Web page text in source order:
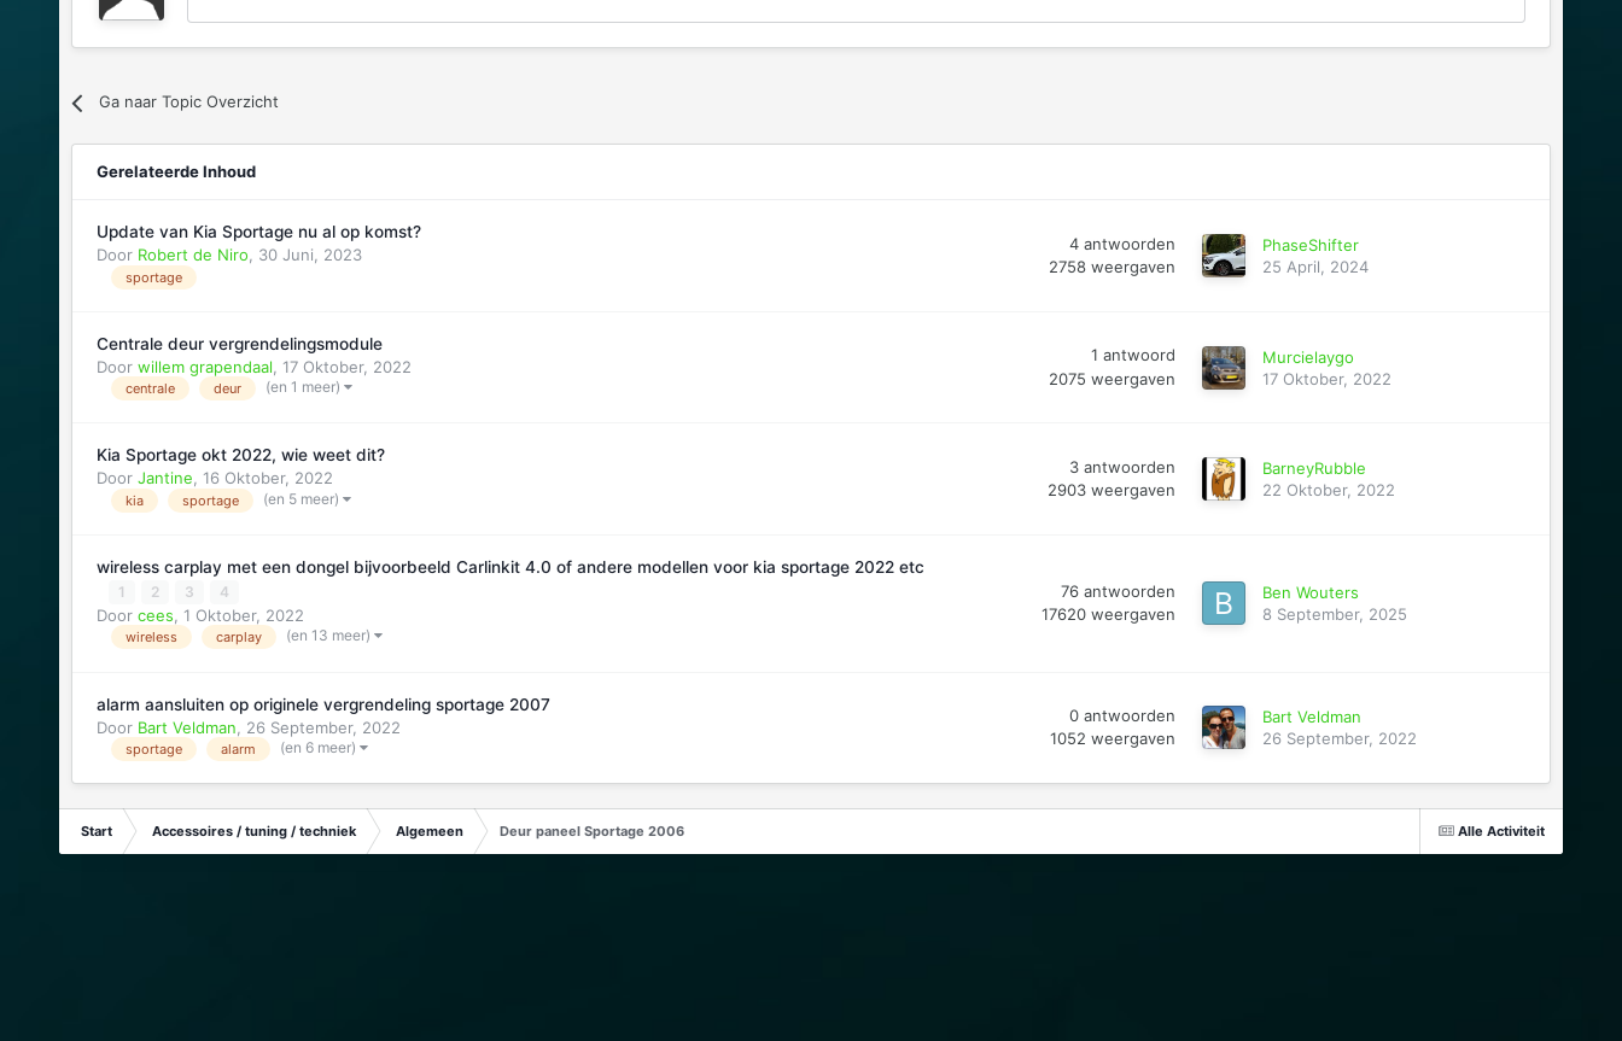
Ga naar Topic Overzicht
Gerelateerde Inhoud
Update van Kia Sportage nu al op komst?
Door Robert de Niro, 30 Juni, 2023
sportage
4 antwoorden
2758 weergaven
PhaseShifter
25 April, 2024
Centrale deur vergrendelingsmodule
Door willem grapendaal 17 Oktober, 2022
centrale deur (en 1 meer)
1 antwoord
2075 weergaven
Murcielaygo
17 Oktober, 2022
Kia Sportage okt 2022, wie weet dit?
Door Jantine, 16 Oktober, 2022
kia sportage (en 5 meer)
3 antwoorden
2903 weergaven
BarneyRubble
22 Oktober, 2022
wireless carplay met een dongel bijvoorbeeld Carlinkit 4.0 of andere modellen voor kia sportage 2022 etc
1 2 3 4
Door cees 1 Oktober, 2022
wireless carplay (en 13 meer)
76 antwoorden
17620 weergaven
Ben Wouters
8 September, 2025
alarm aansluiten op originele vergrendeling sportage 2007
Door Bart Veldman 26 September, 2022
sportage alarm (en 6 meer)
0 antwoorden
1052 weergaven
Bart Veldman
26 September, 2022
Alle Activiteit
Start Accessoires / tuning / techniek Algemeen Deur paneel Sportage 2006